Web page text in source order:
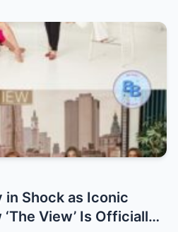
Shock as Iconic
View’ Is Officially